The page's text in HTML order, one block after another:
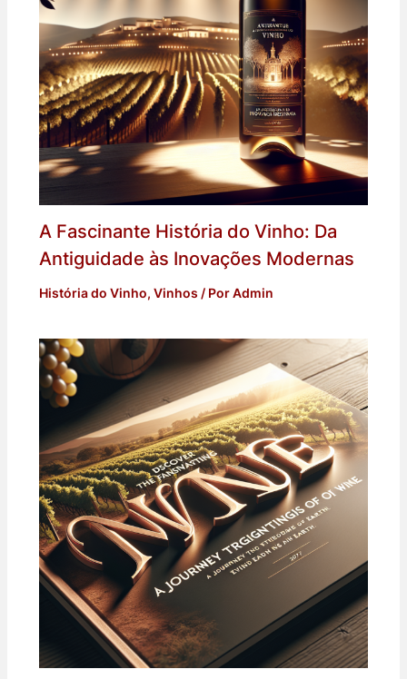
A Fascinante História do Vinho: Da
Antiguidade às Inovações Modernas
História do Vinho, Vinhos / PorAdmin